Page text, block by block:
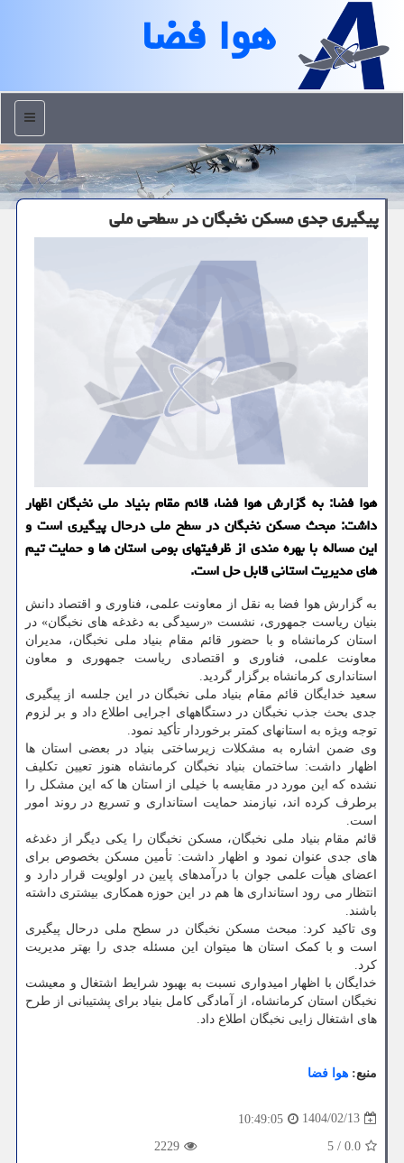
هوا فضا
منو
پیگیری جدی مسکن نخبگان در سطحی ملی
هوا فضا: به گزارش هوا فضا، قائم مقام بنیاد ملی نخبگان اظهار
داشت: مبحث مسکن نخبگان در سطح ملی درحال پیگیری است و
این مساله با بهره مندی از ظرفیتهای بومی استان ها و حمایت تیم
های مدیریت استانی قابل حل است.
به گزارش هوا فضا به نقل از معاونت علمی، فناوری و اقتصاد دانش
بنیان ریاست جمهوری، نشست «رسیدگی به دغدغه های نخبگان» در
استان کرمانشاه و با حضور قائم مقام بنیاد ملی نخبگان، مدیران
معاونت علمی، فناوری و اقتصادی ریاست جمهوری و معاون
استانداری کرمانشاه برگزار گردید.
سعید خدایگان قائم مقام بنیاد ملی نخبگان در این جلسه از پیگیری
جدی بحث جذب نخبگان در دستگاههای اجرایی اطلاع داد و بر لزوم
توجه ویژه به استانهای کمتر برخوردار تأکید نمود.
وی ضمن اشاره به مشکلات زیرساختی بنیاد در بعضی استان ها
اظهار داشت: ساختمان بنیاد نخبگان کرمانشاه هنوز تعیین تکلیف
نشده که این مورد در مقایسه با خیلی از استان ها که این مشکل را
برطرف کرده اند، نیازمند حمایت استانداری و تسریع در روند امور
است.
قائم مقام بنیاد ملی نخبگان، مسکن نخبگان را یکی دیگر از دغدغه
های جدی عنوان نمود و اظهار داشت: تأمین مسکن بخصوص برای
اعضای هیأت علمی جوان با درآمدهای پایین در اولویت قرار دارد و
انتظار می رود استانداری ها هم در این حوزه همکاری بیشتری داشته
باشند.
وی تاکید کرد: مبحث مسکن نخبگان در سطح ملی درحال پیگیری
است و با کمک استان ها میتوان این مسئله جدی را بهتر مدیریت
کرد.
خدایگان با اظهار امیدواری نسبت به بهبود شرایط اشتغال و معیشت
نخبگان استان کرمانشاه، از آمادگی کامل بنیاد برای پشتیبانی از طرح
های اشتغال زایی نخبگان اطلاع داد.
منبع: هوا فضا
1404/02/13
10:49:05
0.0
/
5
2229